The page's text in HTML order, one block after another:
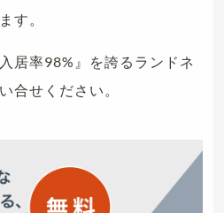
す。
居率98%』を誇るランドネ
合せください。